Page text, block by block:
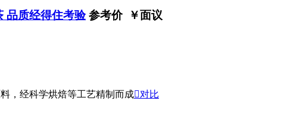
品质经得住考验 参考价 ￥面议
，经科学烘焙等工艺精制而成对比